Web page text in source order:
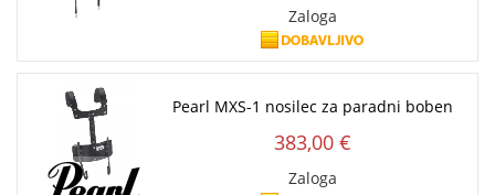
Zaloga
Pearl MXS-1 nosilec za paradni boben
383,00 €
Zaloga